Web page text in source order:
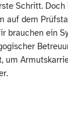
Schritt.
auf dem
brauchen ein
um